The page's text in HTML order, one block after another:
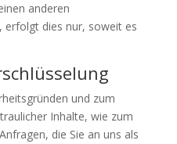
anderen
erfolgt dies nur, soweit es
und zum
Inhalte, wie zum
die Sie an uns als